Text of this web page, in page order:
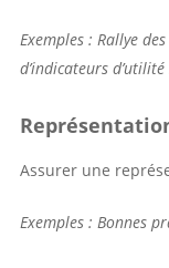
Exemples : Rallye
d’indicateurs
Assurer une
Exemples : Bonnes